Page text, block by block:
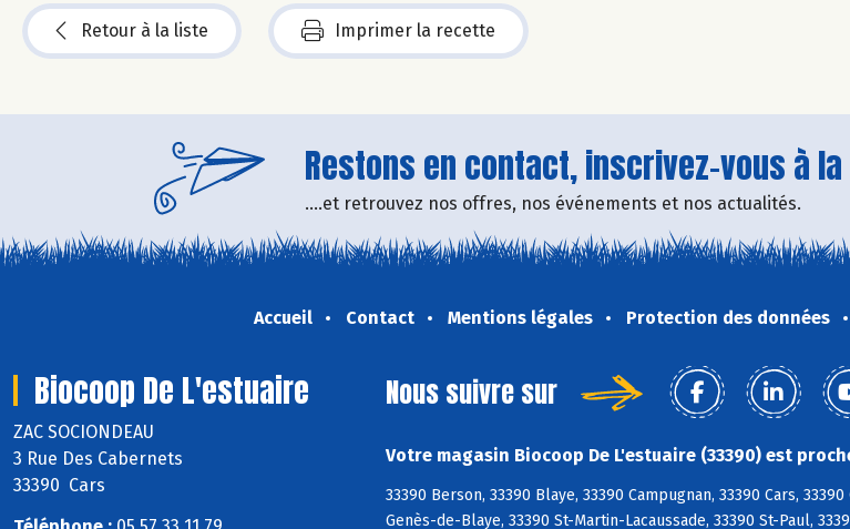
Retour à la liste Imprimer la recette
Restons en contact, inscrivez-vous à
....et retrouvez nos offres, nos événements et nos actualités.
Accueil Contact Mentions légales Protection des données
Biocoop De L'estuaire
ZAC SOCIONDEAU
3 Rue Des Cabernets
33390 Cars
Nous suivre sur
Votre magasin Biocoop De L'estuaire (33390) est
33390 Berson, 33390 Blaye, 33390 Campugnan, 33390 Cars,
Genès-de-Blaye, 33390 St-Martin-Lacaussade, 33390 St-Paul,